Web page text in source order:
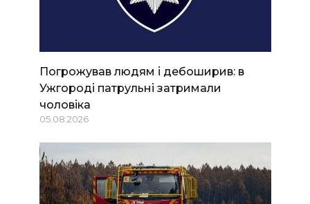
Погрожував людям і дебоширив: в
Ужгороді патрульні затримали
чоловіка
05.08.2026